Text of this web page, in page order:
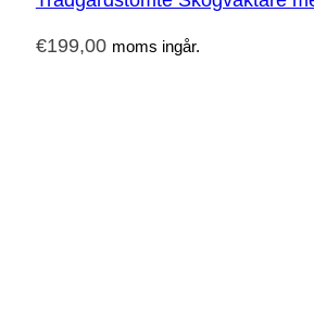
€199,00 moms ingår.